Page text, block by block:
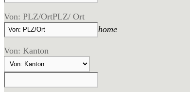
Von: PLZ/OrtPLZ/ Ort
home
Von: Kanton